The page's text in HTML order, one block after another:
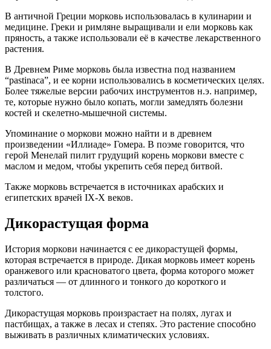
В античной Греции морковь использовалась в кулинарии и
медицине. Греки и римляне выращивали и ели морковь как
пряность, а также использовали её в качестве лекарственного
растения.
В Древнем Риме морковь была известна под названием
“pastinaca”, и ее корни использовались в косметических целях.
Более тяжелые версии рабочих инструментов н.э. например,
те, которые нужно было копать, могли замедлять болезни
костей и скелетно-мышечной системы.
Упоминание о моркови можно найти и в древнем
произведении «Иллиаде» Гомера. В поэме говорится, что
герой Менелай пилит грудущий корень моркови вместе с
маслом и медом, чтобы укрепить себя перед битвой.
Также морковь встречается в источниках арабских и
египетских врачей IX-X веков.
Дикорастущая форма
История моркови начинается с ее дикорастущей формы,
которая встречается в природе. Дикая морковь имеет корень
оранжевого или красноватого цвета, форма которого может
различаться — от длинного и тонкого до короткого и
толстого.
Дикорастущая морковь произрастает на полях, лугах и
пастбищах, а также в лесах и степях. Это растение способно
выживать в различных климатических условиях.